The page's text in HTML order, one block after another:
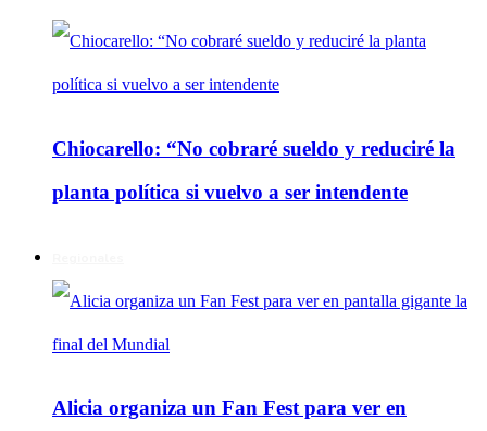
Chiocarello: “No cobraré sueldo y reduciré la
planta política si vuelvo a ser intendente
Alicia organiza un Fan Fest para ver en